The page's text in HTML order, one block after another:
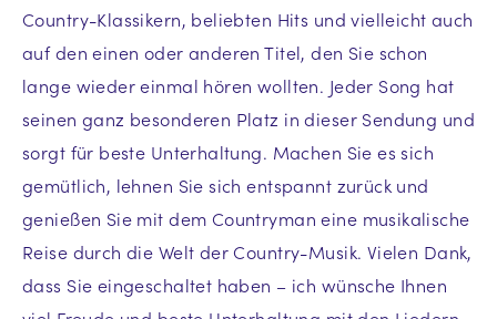
Country-Klassikern, beliebten Hits und vielleicht auch
auf den einen oder anderen Titel, den Sie schon
lange wieder einmal hören wollten. Jeder Song hat
seinen ganz besonderen Platz in dieser Sendung und
sorgt für beste Unterhaltung. Machen Sie es sich
gemütlich, lehnen Sie sich entspannt zurück und
genießen Sie mit dem Countryman eine musikalische
Reise durch die Welt der Country-Musik. Vielen Dank,
dass Sie eingeschaltet haben – ich wünsche Ihnen